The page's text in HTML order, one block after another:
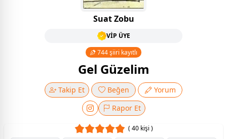
Suat Zobu
VİP ÜYE
744 şiiri kayıtlı
Gel Güzelim
Takip Et Beğen
Yorum
Rapor Et
( 40 kişi )